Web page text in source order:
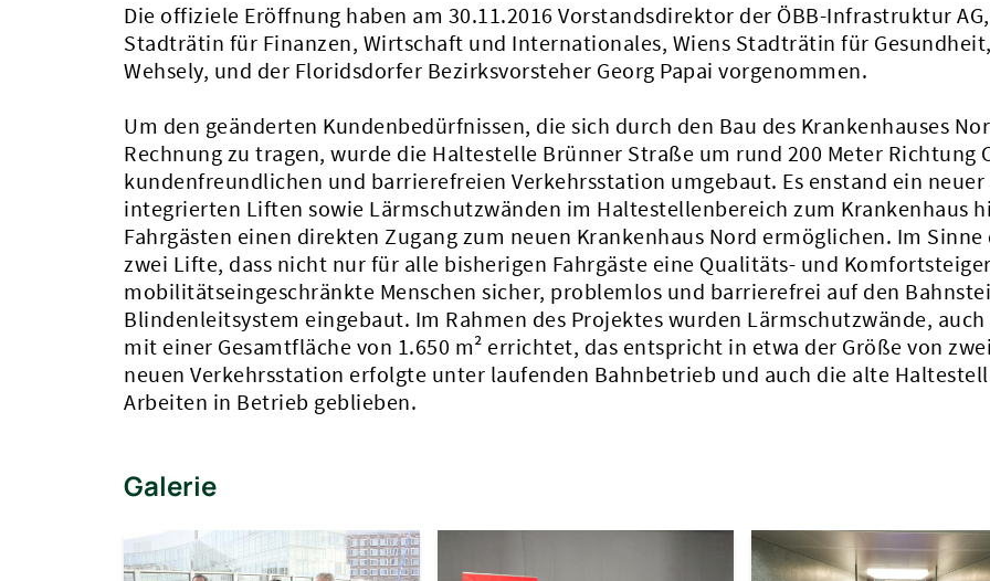
Die offiziele Eröffnung haben am 30.11.2016 Vorstandsdirektor der ÖBB-Infrastruktur
Stadträtin für Finanzen, Wirtschaft und Internationales, Wiens Stadträtin für
Wehsely, und der Floridsdorfer Bezirksvorsteher Georg Papai vorgenommen.
Um den geänderten Kundenbedürfnissen, die sich durch den Bau des Krankenhauses
Rechnung zu tragen, wurde die Haltestelle Brünner Straße um rund 200 Meter Richtung
kundenfreundlichen und barrierefreien Verkehrsstation umgebaut. Es enstand ein
integrierten Liften sowie Lärmschutzwänden im Haltestellenbereich zum Krankenhaus
Fahrgästen einen direkten Zugang zum neuen Krankenhaus Nord ermöglichen. Im
zwei Lifte, dass nicht nur für alle bisherigen Fahrgäste eine Qualitäts- und
mobilitätseingeschränkte Menschen sicher, problemlos und barrierefrei auf den
Blindenleitsystem eingebaut. Im Rahmen des Projektes wurden Lärmschutzwände,
mit einer Gesamtfläche von 1.650 m² errichtet, das entspricht in etwa der Größe von
neuen Verkehrsstation erfolgte unter laufenden Bahnbetrieb und auch die alte
Arbeiten in Betrieb geblieben.
Galerie